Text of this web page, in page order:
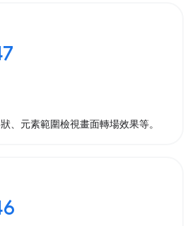
、元素範圍檢視畫面轉場效果等。